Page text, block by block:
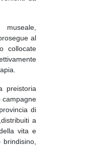
al
collocate
preistoria
campagne
di
a
vita e